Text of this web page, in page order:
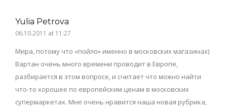
Yulia Petrova
06.10.2011 at 11:27
Мира, потому что «пойло» именно в московских магазинах)
Вартан очень много времени проводит в Европе,
разбирается в этом вопросе, и считает что можно найти
что-то хорошее по европейским ценам в московских
супермаркетах. Мне очень нравится наша новая рубрика,